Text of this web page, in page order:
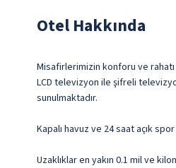
Otel Hakkında
Misafirlerimizin konforu ve
LCD televizyon ile şifreli
sunulmaktadır.
Kapalı havuz ve 24 saat açık
Uzaklıklar en yakın 0.1 mil ve